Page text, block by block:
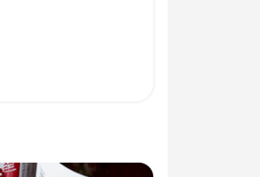
夫歓迎
女性活躍中